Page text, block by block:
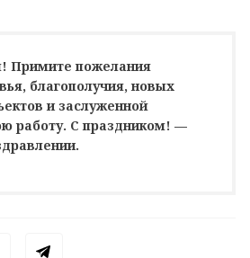
Примите пожелания
благополучия, новых
и заслуженной
работу. С праздником! —